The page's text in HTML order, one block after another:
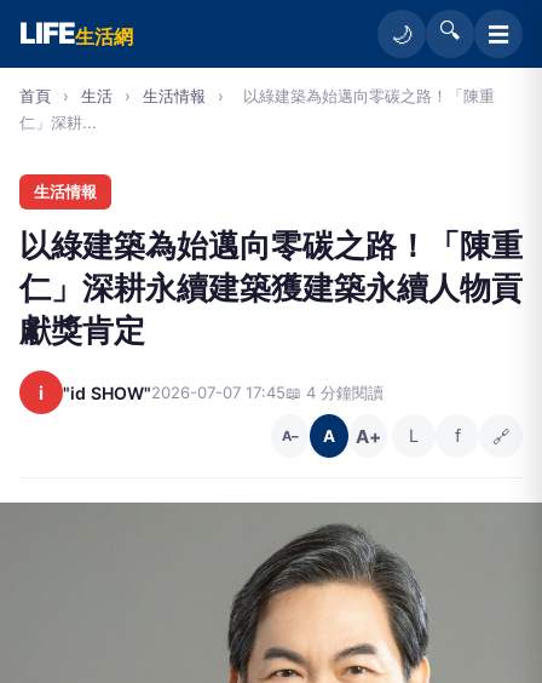
LIFE生活網 🌙 🔍 ☰
首頁 › 生活 › 生活情報 ›
以綠建築為始邁向零碳之路！「陳重
仁」深耕...
生活情報
以綠建築為始邁向零碳之路！「陳重
仁」深耕永續建築獲建築永續人物貢
獻獎肯定
i "id SHOW"2026-07-07 17:45📖 4 分鐘閱讀
A− A A+ L f 🔗